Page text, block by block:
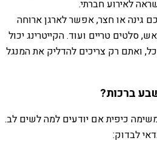
לאירוע חברתי.
גינה או חצר, אפשר לארגן ארוחה
סלטים טריים ועוד. הקייטרינג יכול
ואתם רק צריכים להדליק את המנגל
ברכות?
משימה כיפית אם יודעים למה לשים לב.
לבדוק: